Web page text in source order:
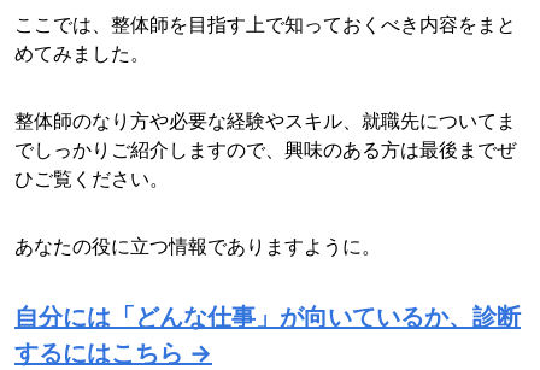
ここでは、整体師を目指す上で知っておくべき内容をまと
めてみました。
整体師のなり方や必要な経験やスキル、就職先についてま
でしっかりご紹介しますので、興味のある方は最後までぜ
ひご覧ください。
あなたの役に立つ情報でありますように。
自分には「どんな仕事」が向いているか、診断
するにはこちら →